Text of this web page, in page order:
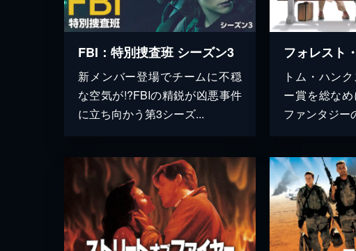
FBI：特別捜査班 シーズン3
新メンバー登場でチームに不穏
な空気が!?FBIの精鋭が凶悪事件
に立ち向かう第3シーズ...
トム・ハン
ー賞を総な
ファンタジー